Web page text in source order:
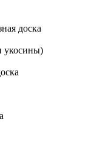
доска
укосины)